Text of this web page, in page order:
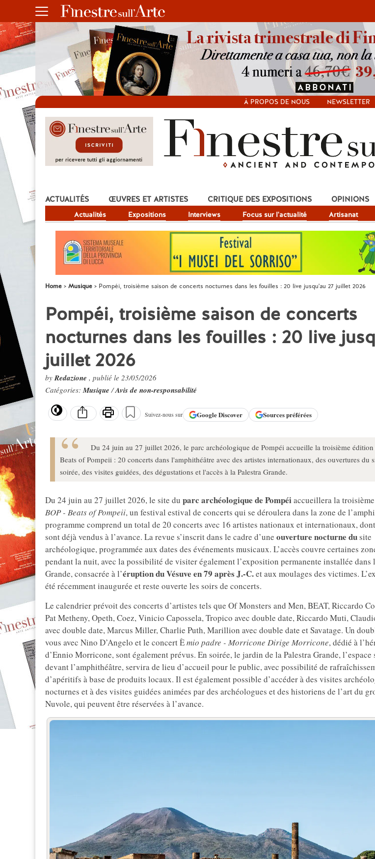
À PROPOS DE NOUS NEWSLETTER
ACTUALITÉS
Actualités Expositions Interviews Focus sur l'actualité Artisanat
ŒUVRES ET ARTISTES CRITIQUE DES EXPOSITIONS OPINIONS
Home Musique Pompéi, troisième saison de concerts nocturnes dans les fouilles : 20 live jusqu'au 27 juillet 2026
Pompéi, troisième saison de concerts
nocturnes dans les fouilles : 20 live
juillet 2026
byRedazione , publié le 23/05/2026
Catégories:Musique/Avis de non-responsabilité
Suivez-nous sur GoogleDiscover Sources préférées
Du 24 juin au 27 juillet 2026, le parc archéologique de Pompéi accueille la troisième édition
Beats of Pompeii : 20 concerts dans l'amphithéâtre avec des artistes internationaux, des ouvertures du
soirée, des visites guidées, des dégustations et l'accès à la Palestra Grande.
Du 24 juin au 27 juillet 2026, le site du parc archéologique de Pompéiaccueillera la
BOP - Beats of Pompeii, un festival estival de concerts qui se déroulera dans la zone de
programme comprend un total de 20 concerts avec 16 artistes nationaux et internationaux,
sont déjà vendus à l’avance. La revue s’inscrit dans le cadre d’une ouverture nocturne du site
archéologique, programmée aux dates des événements musicaux. L’accès couvre certaines
pendant la nuit, avec la possibilité de visiter également l’exposition permanente installée dans
Grande, consacrée à l’éruption du Vésuve en 79 après J.-C.et aux moulages des victimes.
été récemment inaugurée et reste ouverte les soirs de concerts.
Le calendrier prévoit des concerts d’artistes tels que Of Monsters and Men, BEAT, Riccardo
Pat Metheny, Opeth, Coez, Vinicio Capossela, Tropico avec double date, Riccardo Muti,
avec double date, Marcus Miller, Charlie Puth, Marillion avec double date et Savatage. Un
vous avec Nino D’Angelo et le concert Èmio padre - Morricone Dirige Morricone, dédié à
d’Ennio Morricone, sont également prévus. En soirée, le jardin de la Palestra Grande, l’espace
devant l’amphithéâtre, servira de lieu d’accueil pour le public, avec possibilité de
d’apéritifs à base de produits locaux. Il est également possible d’accéder à des visites
nocturnes et à des visites guidées animées par des archéologues et des historiens de l’art du
Nuvole, qui peuvent être réservées à l’avance.